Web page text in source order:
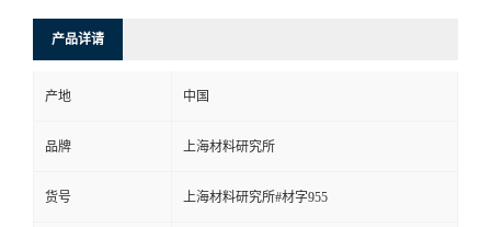
产品详请
产地 中国
品牌 上海材料研究所
货号 上海材料研究所#材字955